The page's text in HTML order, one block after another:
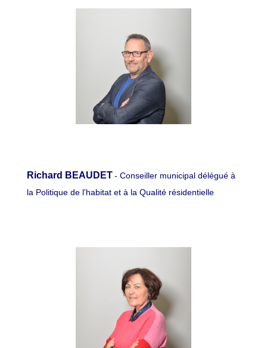
Richard BEAUDET- Conseiller municipal délégué à
la Politique de l'habitat et à la Qualité résidentielle